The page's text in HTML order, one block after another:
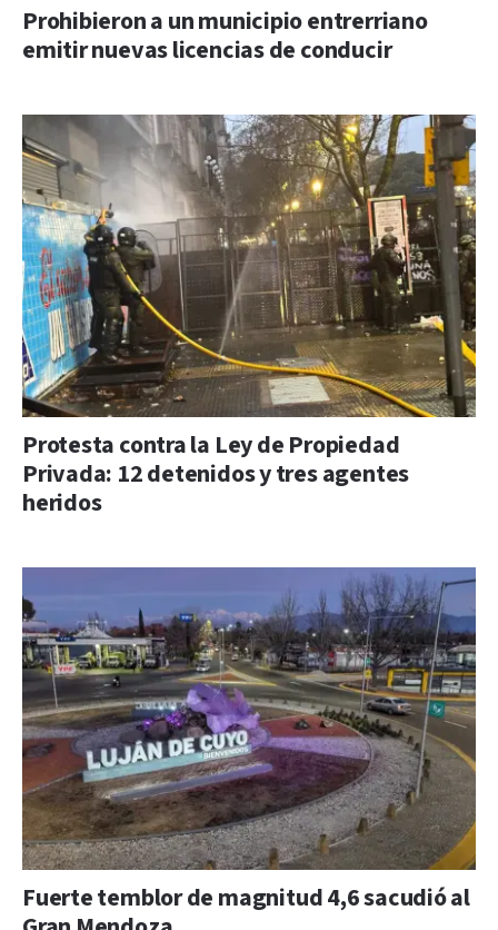
Prohibieron a un municipio entrerriano
emitir nuevas licencias de conducir
Protesta contra la Ley de Propiedad
Privada: 12 detenidos y tres agentes
heridos
Fuerte temblor de magnitud 4,6 sacudió al